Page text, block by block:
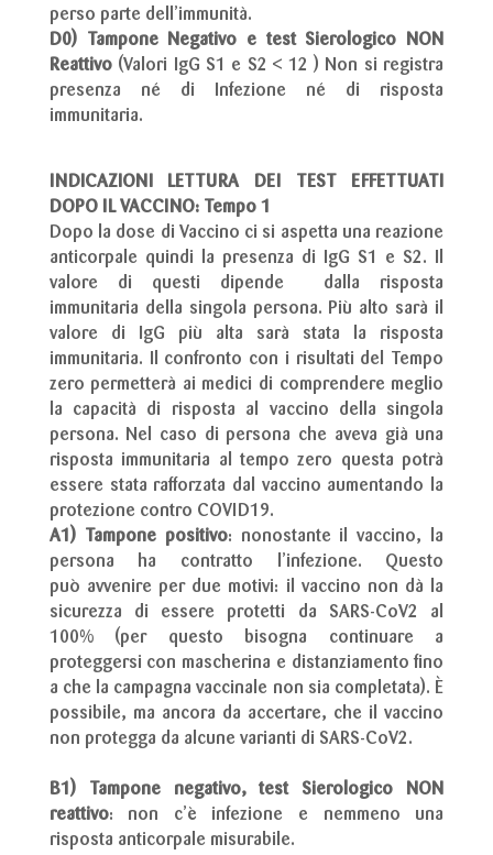
perso parte dell’immunità.
D0) Tampone Negativo e test Sierologico NON
Reattivo (Valori IgG S1 e S2 < 12 ) Non si registra
presenza né di Infezione né di risposta
immunitaria.
INDICAZIONI LETTURA DEI TEST EFFETTUATI
DOPO IL VACCINO: Tempo 1
Dopo la dose di Vaccino ci si aspetta una reazione
anticorpale quindi la presenza di IgG S1 e S2. Il
valore di questi dipende dalla risposta
immunitaria della singola persona. Più alto sarà il
valore di IgG più alta sarà stata la risposta
immunitaria. Il confronto con i risultati del Tempo
zero permetterà ai medici di comprendere meglio
la capacità di risposta al vaccino della singola
persona. Nel caso di persona che aveva già una
risposta immunitaria al tempo zero questa potrà
essere stata rafforzata dal vaccino aumentando la
protezione contro COVID19.
A1)
Tampone positivo:
nonostante il vaccino, la
persona ha contratto l’infezione. Questo
può avvenire per due motivi: il vaccino non dà la
sicurezza di essere protetti da SARS-CoV2 al
100% (per questo bisogna continuare a
proteggersi con mascherina e distanziamento fino
a che la campagna vaccinale non sia completata). È
possibile, ma ancora da accertare, che il vaccino
non protegga da alcune varianti di SARS-CoV2.
B1) Tampone negativo, test Sierologico NON
reattivo: non c’è infezione e nemmeno una
risposta anticorpale misurabile.